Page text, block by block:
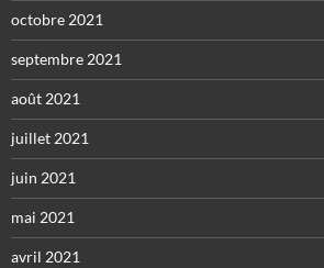
octobre 2021
septembre 2021
août 2021
juillet 2021
juin 2021
mai 2021
avril 2021